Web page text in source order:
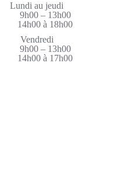
Lundi au jeudi
9h00 – 13h00
14h00 à 18h00
Vendredi
9h00 – 13h00
14h00 à 17h00